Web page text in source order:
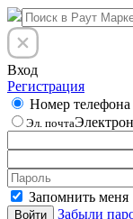
Вход
Регистрация
Номер телефона
Эл. почта
Запомнить меня
Войти Забыли